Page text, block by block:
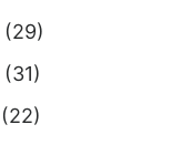
(29)
(31)
(22)